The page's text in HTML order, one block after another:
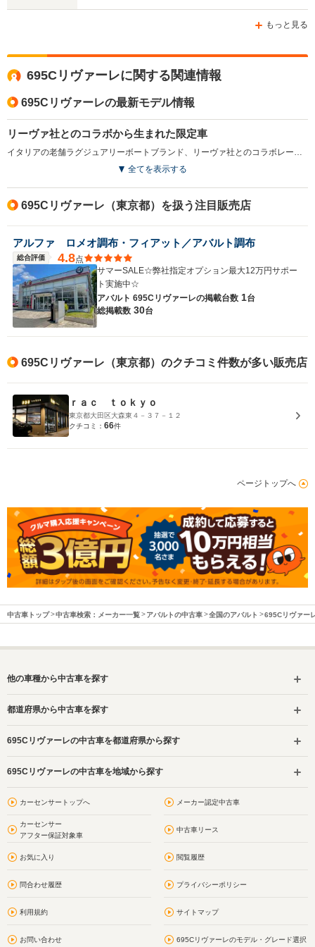
WLTCモード
駆動方式
└市街地:9.9km/L
-
1368cc
FF
ホイー
もっと見る
695Cリヴァーレに関する関連情報
695Cリヴァーレの最新モデル情報
リーヴァ社とのコラボから生まれた限定車
イタリアの老舗ラグジュアリーボートブランド、リーヴァ社とのコラボレーションにより実現した限定車。リーヴァ社の最新鋭フライブリッジボート「リヴァーレ」からインスピレーションを受けて内外装がデザインされた。ボディカラーには専用のブルーとグレーが採用され、アクアマリンのアクセントラインが特徴となる。17インチ専用ホイールや、アクラポビッチ社製のカーボン仕上げハイパフォーマンスエキゾーストシステム、専用エンブレム、随所にあしらわれたクロームパーツなどラグジュアリーな雰囲気が高められている。エンジンは、1.3L直4ターボで、ATモード付5速シーケンシャルトランスミッションが組み合わされる（2018.11）
全てを表示する
695Cリヴァーレ（東京都）を扱う注目販売店
アルファ ロメオ調布・フィアット／アバルト調布
総合評価 4.8点
サマーSALE☆弊社指定オプション最大12万円サポー
ト実施中☆
アバルト 695Cリヴァーレの掲載台数 1台
総掲載数 30台
695Cリヴァーレ（東京都）のクチコミ件数が多い販売店
ｒａｃ ｔｏｋｙｏ
東京都大田区大森東４－３７－１２
クチコミ： 66件
ページトップへ
中古車トップ 中古車検索：メーカー一覧 アバルトの中古車 全国のアバルト 695Cリヴァー
他の車種から中古車を探す
都道府県から中古車を探す
695Cリヴァーレの中古車を都道府県から探す
695Cリヴァーレの中古車を地域から探す
カーセンサートップへ メーカー認定中古車
カーセンサー
アフター保証対象車
中古車リース
お気に入り 閲覧履歴
問合わせ履歴 プライバシーポリシー
利用規約 サイトマップ
お問い合わせ 695Cリヴァーレのモデル・グレード選択